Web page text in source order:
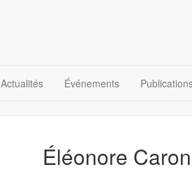
Actualités Événements
Éléonore Caron